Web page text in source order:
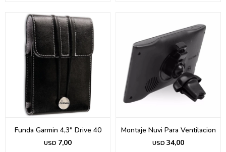
Funda Garmin 4,3" Drive 40
USD 7,00
Montaje Nuvi Para Ventilacion
USD 34,00